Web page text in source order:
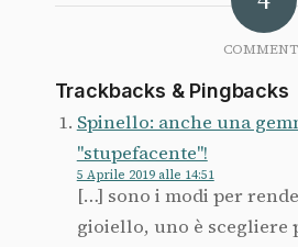
Trackbacks & Pingbacks
Spinello: anche una
"stupefacente"!
5 Aprile 2019 alle 14:51
[…] sono i modi per
gioiello, uno è scegliere